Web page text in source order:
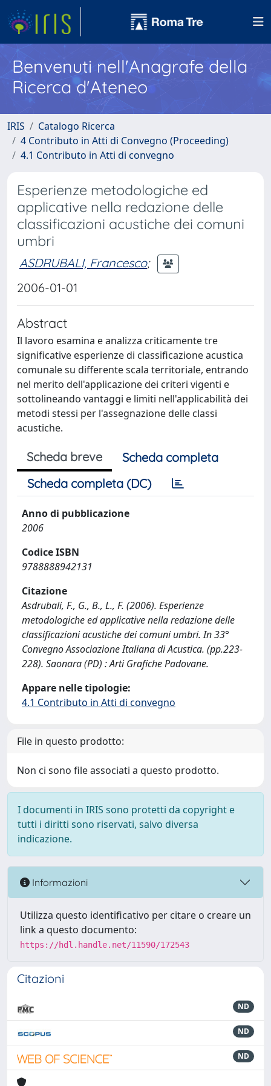
Benvenuti nell'Anagrafe della
Ricerca d'Ateneo
IRIS
Catalogo Ricerca
4 Contributo in Atti di Convegno (Proceeding)
4.1 Contributo in Atti di convegno
Esperienze metodologiche ed
applicative nella redazione delle
classificazioni acustiche dei comuni
umbri
ASDRUBALI, Francesco;
2006-01-01
Abstract
Il lavoro esamina e analizza criticamente tre
significative esperienze di classificazione acustica
comunale su differente scala territoriale, entrando
nel merito dell'applicazione dei criteri vigenti e
sottolineando vantaggi e limiti nell'applicabilità dei
metodi stessi per l'assegnazione delle classi
acustiche.
Scheda breve
Scheda completa
Scheda completa (DC)
Anno di pubblicazione
2006
Codice ISBN
9788888942131
Citazione
Asdrubali, F., G., B., L., F. (2006). Esperienze
metodologiche ed applicative nella redazione delle
classificazioni acustiche dei comuni umbri. In 33°
Convegno Associazione Italiana di Acustica. (pp.223-
228). Saonara (PD) : Arti Grafiche Padovane.
Appare nelle tipologie:
4.1 Contributo in Atti di convegno
File in questo prodotto:
Non ci sono file associati a questo prodotto.
I documenti in IRIS sono protetti da copyright e
tutti i diritti sono riservati, salvo diversa
indicazione.
Informazioni
Utilizza questo identificativo per citare o creare un
link a questo documento:
https://hdl.handle.net/11590/172543
Citazioni
ND
ND
ND